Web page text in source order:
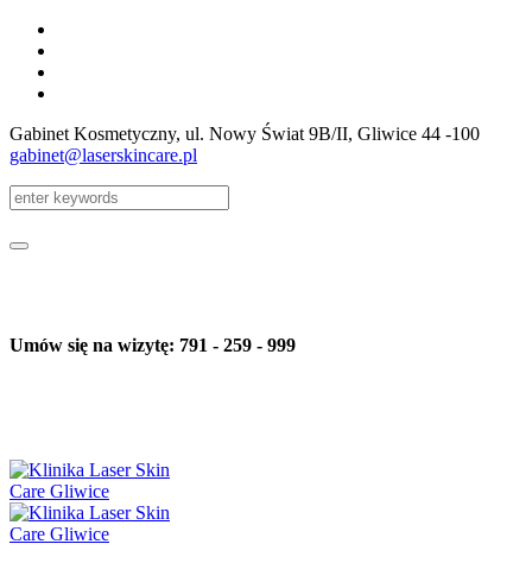
Gabinet Kosmetyczny, ul. Nowy Świat 9B/II, Gliwice 44 -100
gabinet@laserskincare.pl
Umów się na wizytę: 791 - 259 - 999